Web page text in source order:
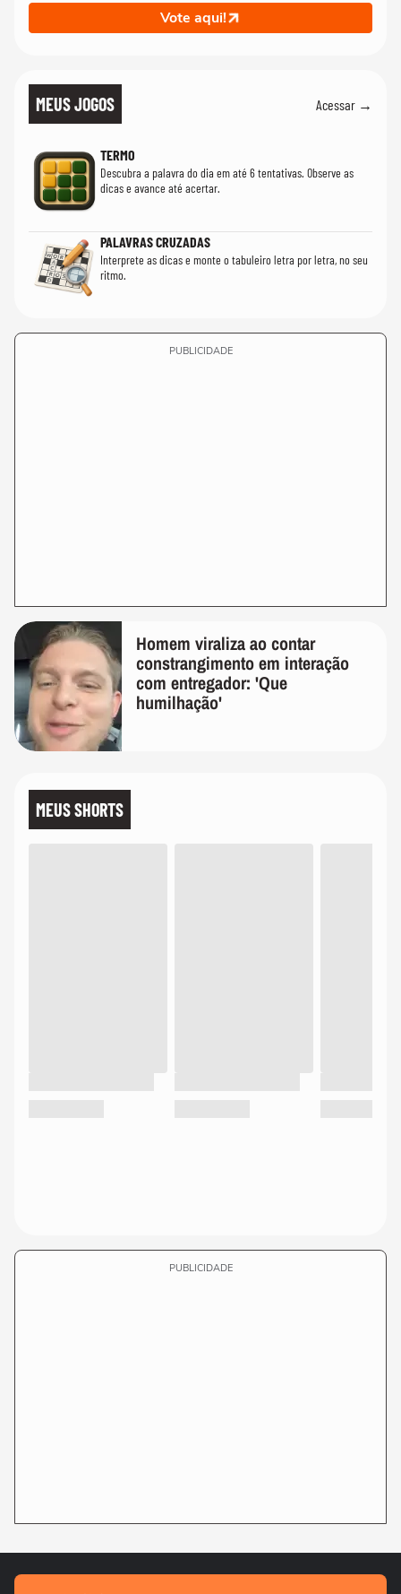
Vote aqui!
MEUS JOGOS Acessar →
TERMO
Descubra a palavra do dia em até 6 tentativas. Observe as
dicas e avance até acertar.
PALAVRAS CRUZADAS
Interprete as dicas e monte o tabuleiro letra por letra, no seu
ritmo.
PUBLICIDADE
Homem viraliza ao contar
constrangimento em interação
com entregador: 'Que
humilhação'
MEUS SHORTS
PUBLICIDADE